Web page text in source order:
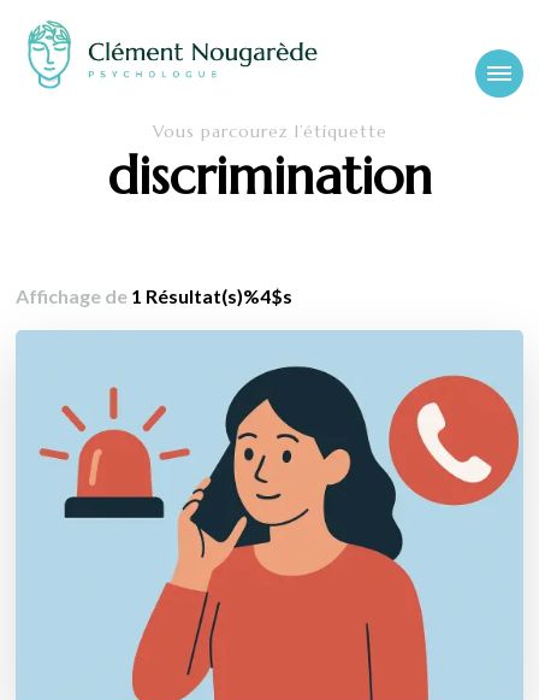
Cabinet-
psychologue-
Clément Nougarède – Psychologue clinicien et psychothérapeute
Vous parcourez l’étiquette
discrimination
Affichage de 1 Résultat(s)%4$s